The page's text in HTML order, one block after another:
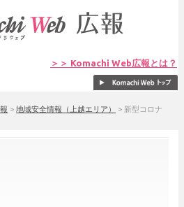
＞＞ Komachi Web広報とは？
> 地域安全情報（上越エリア） > 新型コロナ